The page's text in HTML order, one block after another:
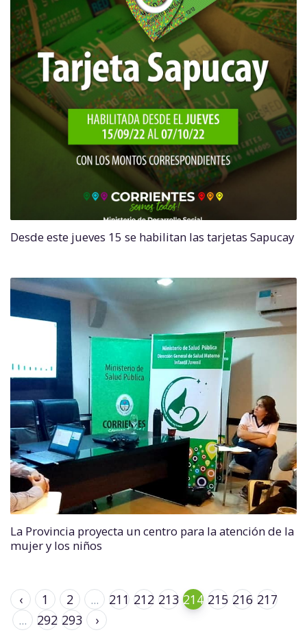
Desde este jueves 15 se habilitan las tarjetas Sapucay
La Provincia proyecta un centro para la atención de la
mujer y los niños
‹ 1 2 ... 211 212 213 214 215 216 217
...
292 293 ›